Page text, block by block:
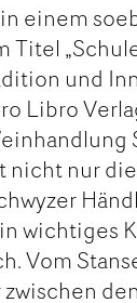
einem
Titel
und
Libro
nicht nur
wichtiges
Vom